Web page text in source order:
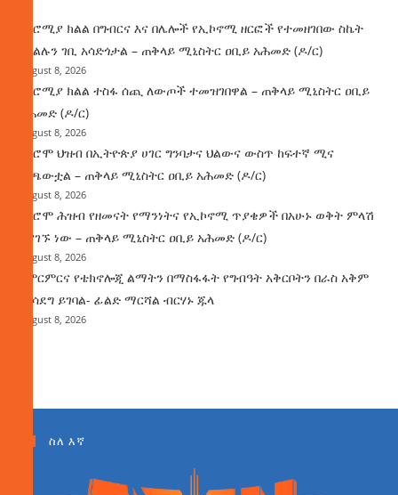
በኦሮሚያ ክልል በግብርና እና በሌሎች የኢኮኖሚ ዘርፎች የተመዘገበው ስኬት
የክልሉን ገቢ አሳድጎታል – ጠቅላይ ሚኒስትር ዐቢይ አሕመድ (ዶ/ር)
August 8, 2026
በኦሮሚያ ክልል ተስፋ ሰጪ ለውጦች ተመዝገበዋል – ጠቅላይ ሚኒስትር ዐቢይ
አሕመድ (ዶ/ር)
August 8, 2026
የኦሮሞ ህዝብ በኢትዮጵያ ሀገር ግንባታና ህልውና ውስጥ ከፍተኛ ሚና
ተጫውቷል – ጠቅላይ ሚኒስትር ዐቢይ አሕመድ (ዶ/ር)
August 8, 2026
የኦሮሞ ሕዝብ የዘመናት የማንነትና የኢኮኖሚ ጥያቄዎች በአሁኑ ወቅት ምላሽ
እያገኙ ነው – ጠቅላይ ሚኒስትር ዐቢይ አሕመድ (ዶ/ር)
August 8, 2026
የምርምርና የቴክኖሎጂ ልማትን በማስፋፋት የግብዓት አቅርቦትን በራስ አቅም
ማሳደግ ይገባል- ፊልድ ማርሻል ብርሃኑ ጁላ
August 8, 2026
ስለ እኛ